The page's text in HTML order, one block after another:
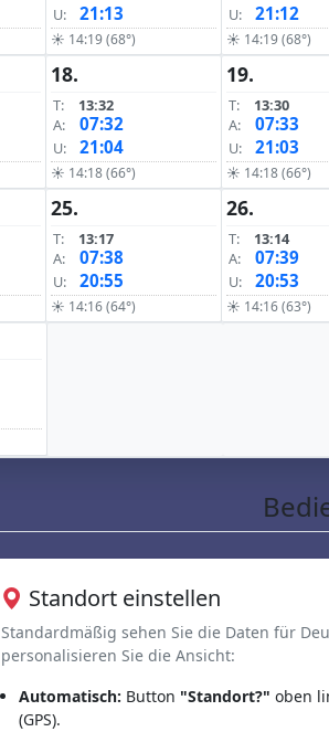
U: 21:13
☀ 14:19 (68°)
U: 21:12
☀ 14:19 (68°)
18.
T:
13:32
A:
07:32
U: 21:04
☀ 14:18 (66°)
19.
T:
13:30
A:
07:33
U: 21:03
☀ 14:18 (66°)
25.
T:
13:17
A:
07:38
U: 20:55
☀ 14:16 (64°)
26.
T:
13:14
A:
07:39
U: 20:53
☀ 14:16 (63°)
Standort einstellen
Standardmäßig sehen Sie die Daten für
personalisieren Sie die Ansicht:
Automatisch: Button "Standort?" oben
(GPS).